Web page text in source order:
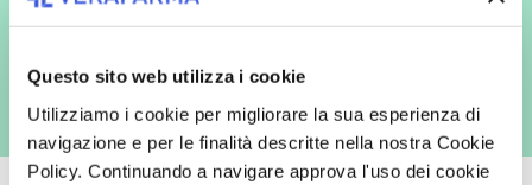
Questo sito web utilizza i cookie
Utilizziamo i cookie per migliorare la sua esperienza di
navigazione e per le finalità descritte nella nostra Cookie
Policy. Continuando a navigare approva l'uso dei cookie
con inviti e comunicazioni commerciali - e modalità tradizionali, quali ad
es. posta cartacea)